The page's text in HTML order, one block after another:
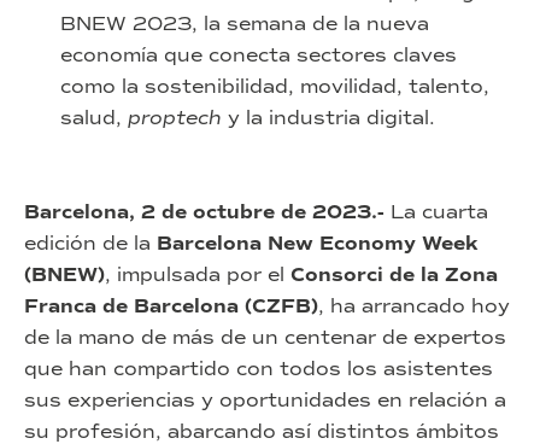
BNEW 2023, la semana de la nueva
economía que conecta sectores claves
como la sostenibilidad, movilidad, talento,
salud, proptech y la industria digital.
Barcelona, 2 de octubre de 2023.- La cuarta
edición de la Barcelona New Economy Week
(BNEW), impulsada por el Consorci de la Zona
Franca de Barcelona (CZFB), ha arrancado hoy
de la mano de más de un centenar de expertos
que han compartido con todos los asistentes
sus experiencias y oportunidades en relación a
su profesión, abarcando así distintos ámbitos